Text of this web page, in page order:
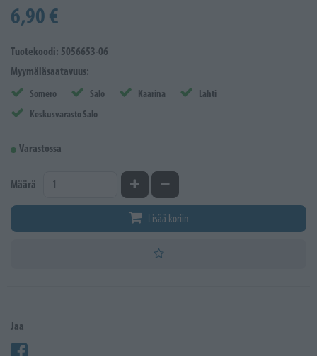
6,90 €
Tuotekoodi: 5056653-06
Myymäläsaatavuus:
Somero Salo Kaarina
Lahti
Keskusvarasto Salo
Varastossa
Määrä Kasvata määrääVähennä määrää
Lisää koriin
Jaa